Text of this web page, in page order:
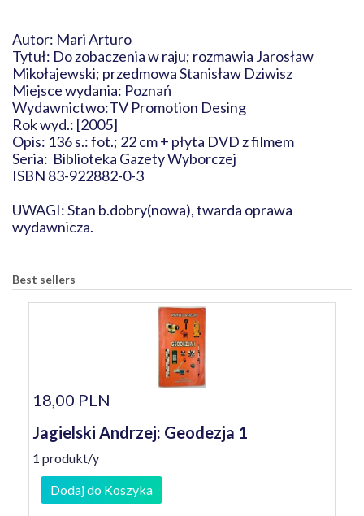
Autor: Mari Arturo
Tytuł: Do zobaczenia w raju; rozmawia Jarosław
Mikołajewski; przedmowa Stanisław Dziwisz
Miejsce wydania: Poznań
Wydawnictwo:TV Promotion Desing
Rok wyd.: [2005]
Opis: 136 s.: fot.; 22 cm + płyta DVD z filmem
Seria: Biblioteka Gazety Wyborczej
ISBN 83-922882-0-3
UWAGI: Stan b.dobry(nowa), twarda oprawa
wydawnicza.
Best sellers
18,00 PLN
Jagielski Andrzej: Geodezja 1
1 produkt/y
Dodaj do Koszyka